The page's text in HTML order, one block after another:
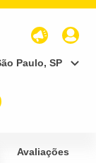
Paulo, SP
Avaliações